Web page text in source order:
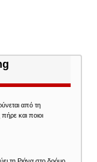
από τη
και ποιοι